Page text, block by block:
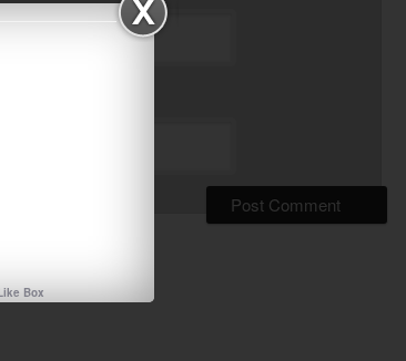
Box